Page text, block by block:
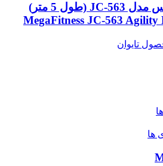
نردبان چابکی مگافیتنس مدل JC-563 (طول 5 متر)
MegaFitness JC-563
تایوان
ها